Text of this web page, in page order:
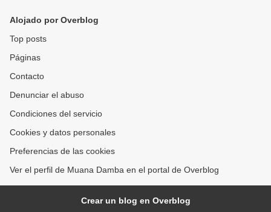
Alojado por Overblog
Top posts
Páginas
Contacto
Denunciar el abuso
Condiciones del servicio
Cookies y datos personales
Preferencias de las cookies
Ver el perfil de Muana Damba en el portal de Overblog
Crear un blog en Overblog